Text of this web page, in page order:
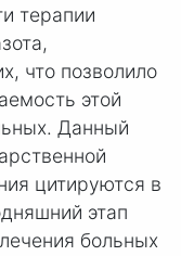
терапии
что позволило
этой
Данный
цитируются в
этап
больных